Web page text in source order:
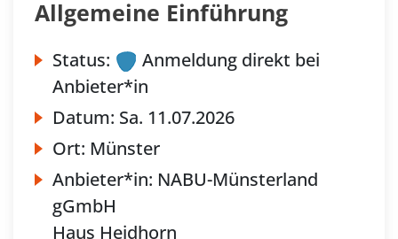
Allgemeine Einführung
Status:
Anmeldung direkt bei
Anbieter*in
Datum: Sa. 11.07.2026
Ort: Münster
Anbieter*in: NABU-Münsterland
gGmbH
Haus Heidhorn